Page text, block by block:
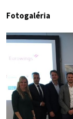
Fotogaléria